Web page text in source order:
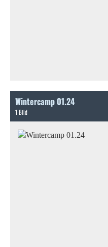
Wintercamp 01.24
1 Bild